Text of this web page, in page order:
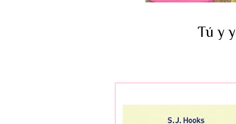
Tú y